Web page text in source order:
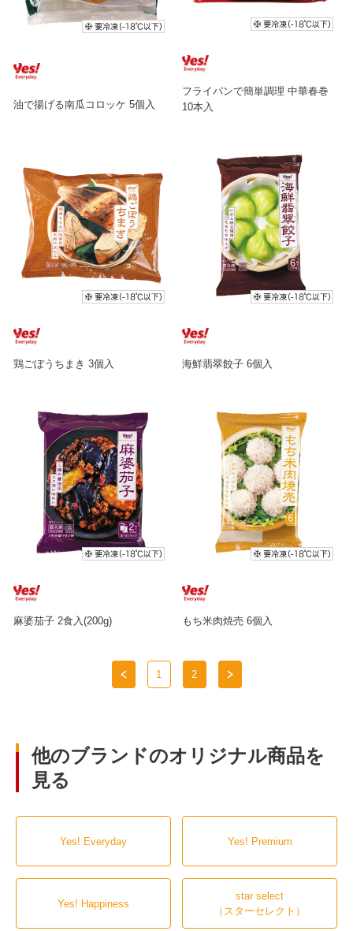
油で揚げる南瓜コロッケ 5個入
フライパンで簡単調理 中華春巻
10本入
鶏ごぼうちまき 3個入 海鮮翡翠餃子 6個入
麻婆茄子 2食入(200g) もち米肉焼売 6個入
1 2
他のブランドのオリジナル商品を
見る
Yes! Everyday Yes! Premium
Yes! Happiness
star select
（スターセレクト）